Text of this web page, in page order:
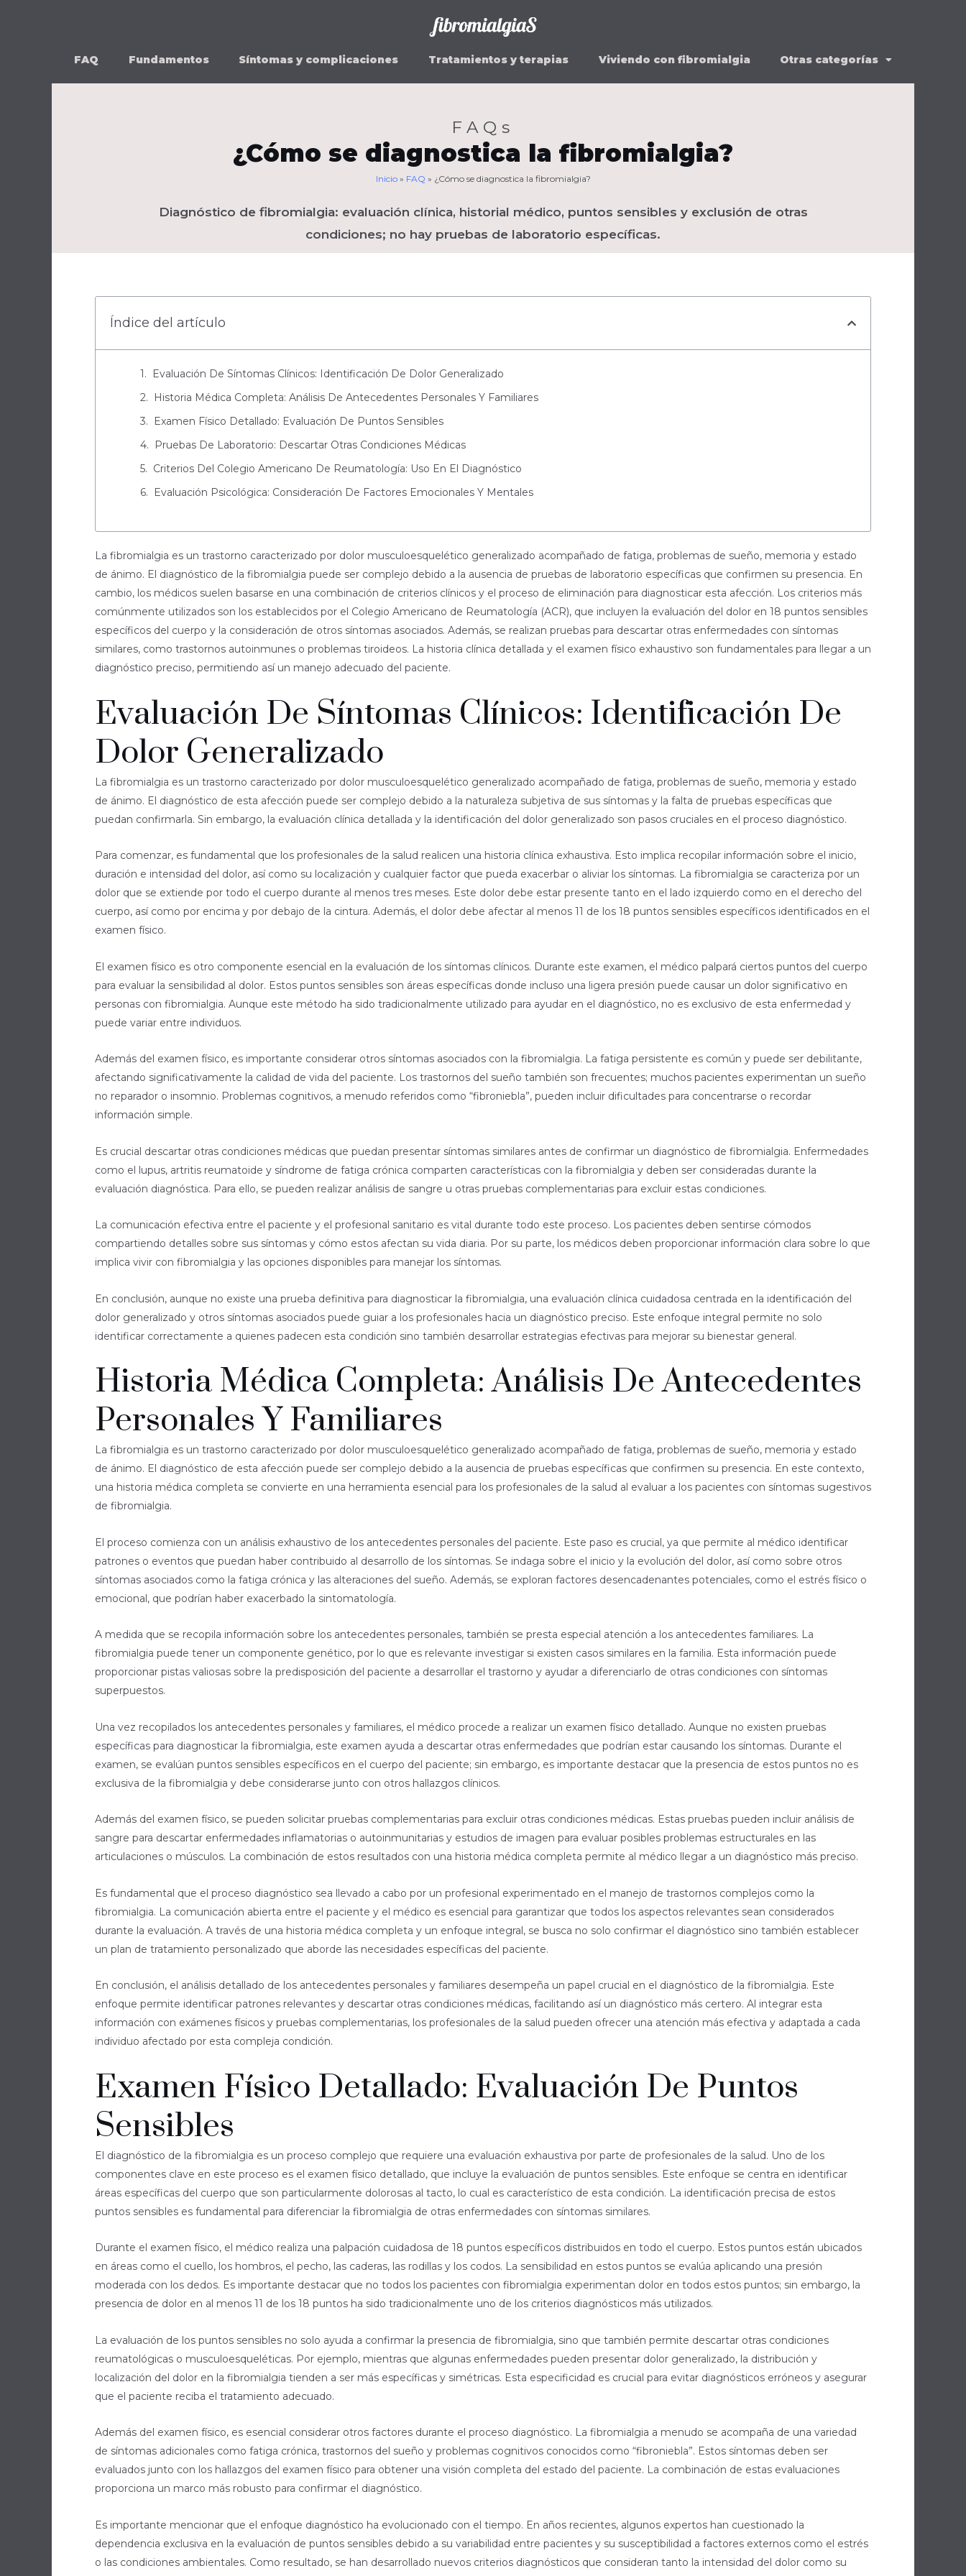
FAQ
Fundamentos Síntomas y complicaciones Tratamientos y terapias Viviendo con fibromialgia Otras categorías
FAQs
¿Cómo se diagnostica la fibromialgia?
Inicio» FAQ » ¿Cómo se diagnostica la fibromialgia?
Diagnóstico de fibromialgia: evaluación clínica, historial médico, puntos sensibles y exclusión de otras
condiciones; no hay pruebas de laboratorio específicas.
Índice del artículo
Evaluación De Síntomas Clínicos: Identificación De Dolor Generalizado
Historia Médica Completa: Análisis De Antecedentes Personales Y Familiares
Examen Físico Detallado: Evaluación De Puntos Sensibles
Pruebas De Laboratorio: Descartar Otras Condiciones Médicas
Criterios Del Colegio Americano De Reumatología: Uso En El Diagnóstico
Evaluación Psicológica: Consideración De Factores Emocionales Y Mentales
La fibromialgia es un trastorno caracterizado por dolor musculoesquelético generalizado acompañado de fatiga, problemas de sueño, memoria y estado
de ánimo. El diagnóstico de la fibromialgia puede ser complejo debido a la ausencia de pruebas de laboratorio específicas que confirmen su presencia. En
cambio, los médicos suelen basarse en una combinación de criterios clínicos y el proceso de eliminación para diagnosticar esta afección. Los criterios más
comúnmente utilizados son los establecidos por el Colegio Americano de Reumatología (ACR), que incluyen la evaluación del dolor en 18 puntos sensibles
específicos del cuerpo y la consideración de otros síntomas asociados. Además, se realizan pruebas para descartar otras enfermedades con síntomas
similares, como trastornos autoinmunes o problemas tiroideos. La historia clínica detallada y el examen físico exhaustivo son fundamentales para llegar a un
diagnóstico preciso, permitiendo así un manejo adecuado del paciente.
Evaluación De Síntomas Clínicos: Identificación De
Dolor Generalizado
La fibromialgia es un trastorno caracterizado por dolor musculoesquelético generalizado acompañado de fatiga, problemas de sueño, memoria y estado
de ánimo. El diagnóstico de esta afección puede ser complejo debido a la naturaleza subjetiva de sus síntomas y la falta de pruebas específicas que
puedan confirmarla. Sin embargo, la evaluación clínica detallada y la identificación del dolor generalizado son pasos cruciales en el proceso diagnóstico.
Para comenzar, es fundamental que los profesionales de la salud realicen una historia clínica exhaustiva. Esto implica recopilar información sobre el inicio,
duración e intensidad del dolor, así como su localización y cualquier factor que pueda exacerbar o aliviar los síntomas. La fibromialgia se caracteriza por un
dolor que se extiende por todo el cuerpo durante al menos tres meses. Este dolor debe estar presente tanto en el lado izquierdo como en el derecho del
cuerpo, así como por encima y por debajo de la cintura. Además, el dolor debe afectar al menos 11 de los 18 puntos sensibles específicos identificados en el
examen físico.
El examen físico es otro componente esencial en la evaluación de los síntomas clínicos. Durante este examen, el médico palpará ciertos puntos del cuerpo
para evaluar la sensibilidad al dolor. Estos puntos sensibles son áreas específicas donde incluso una ligera presión puede causar un dolor significativo en
personas con fibromialgia. Aunque este método ha sido tradicionalmente utilizado para ayudar en el diagnóstico, no es exclusivo de esta enfermedad y
puede variar entre individuos.
Además del examen físico, es importante considerar otros síntomas asociados con la fibromialgia. La fatiga persistente es común y puede ser debilitante,
afectando significativamente la calidad de vida del paciente. Los trastornos del sueño también son frecuentes; muchos pacientes experimentan un sueño
no reparador o insomnio. Problemas cognitivos, a menudo referidos como “fibroniebla”, pueden incluir dificultades para concentrarse o recordar
información simple.
Es crucial descartar otras condiciones médicas que puedan presentar síntomas similares antes de confirmar un diagnóstico de fibromialgia. Enfermedades
como el lupus, artritis reumatoide y síndrome de fatiga crónica comparten características con la fibromialgia y deben ser consideradas durante la
evaluación diagnóstica. Para ello, se pueden realizar análisis de sangre u otras pruebas complementarias para excluir estas condiciones.
La comunicación efectiva entre el paciente y el profesional sanitario es vital durante todo este proceso. Los pacientes deben sentirse cómodos
compartiendo detalles sobre sus síntomas y cómo estos afectan su vida diaria. Por su parte, los médicos deben proporcionar información clara sobre lo que
implica vivir con fibromialgia y las opciones disponibles para manejar los síntomas.
En conclusión, aunque no existe una prueba definitiva para diagnosticar la fibromialgia, una evaluación clínica cuidadosa centrada en la identificación del
dolor generalizado y otros síntomas asociados puede guiar a los profesionales hacia un diagnóstico preciso. Este enfoque integral permite no solo
identificar correctamente a quienes padecen esta condición sino también desarrollar estrategias efectivas para mejorar su bienestar general.
Historia Médica Completa: Análisis De Antecedentes
Personales Y Familiares
La fibromialgia es un trastorno caracterizado por dolor musculoesquelético generalizado acompañado de fatiga, problemas de sueño, memoria y estado
de ánimo. El diagnóstico de esta afección puede ser complejo debido a la ausencia de pruebas específicas que confirmen su presencia. En este contexto,
una historia médica completa se convierte en una herramienta esencial para los profesionales de la salud al evaluar a los pacientes con síntomas sugestivos
de fibromialgia.
El proceso comienza con un análisis exhaustivo de los antecedentes personales del paciente. Este paso es crucial, ya que permite al médico identificar
patrones o eventos que puedan haber contribuido al desarrollo de los síntomas. Se indaga sobre el inicio y la evolución del dolor, así como sobre otros
síntomas asociados como la fatiga crónica y las alteraciones del sueño. Además, se exploran factores desencadenantes potenciales, como el estrés físico o
emocional, que podrían haber exacerbado la sintomatología.
A medida que se recopila información sobre los antecedentes personales, también se presta especial atención a los antecedentes familiares. La
fibromialgia puede tener un componente genético, por lo que es relevante investigar si existen casos similares en la familia. Esta información puede
proporcionar pistas valiosas sobre la predisposición del paciente a desarrollar el trastorno y ayudar a diferenciarlo de otras condiciones con síntomas
superpuestos.
Una vez recopilados los antecedentes personales y familiares, el médico procede a realizar un examen físico detallado. Aunque no existen pruebas
específicas para diagnosticar la fibromialgia, este examen ayuda a descartar otras enfermedades que podrían estar causando los síntomas. Durante el
examen, se evalúan puntos sensibles específicos en el cuerpo del paciente; sin embargo, es importante destacar que la presencia de estos puntos no es
exclusiva de la fibromialgia y debe considerarse junto con otros hallazgos clínicos.
Además del examen físico, se pueden solicitar pruebas complementarias para excluir otras condiciones médicas. Estas pruebas pueden incluir análisis de
sangre para descartar enfermedades inflamatorias o autoinmunitarias y estudios de imagen para evaluar posibles problemas estructurales en las
articulaciones o músculos. La combinación de estos resultados con una historia médica completa permite al médico llegar a un diagnóstico más preciso.
Es fundamental que el proceso diagnóstico sea llevado a cabo por un profesional experimentado en el manejo de trastornos complejos como la
fibromialgia. La comunicación abierta entre el paciente y el médico es esencial para garantizar que todos los aspectos relevantes sean considerados
durante la evaluación. A través de una historia médica completa y un enfoque integral, se busca no solo confirmar el diagnóstico sino también establecer
un plan de tratamiento personalizado que aborde las necesidades específicas del paciente.
En conclusión, el análisis detallado de los antecedentes personales y familiares desempeña un papel crucial en el diagnóstico de la fibromialgia. Este
enfoque permite identificar patrones relevantes y descartar otras condiciones médicas, facilitando así un diagnóstico más certero. Al integrar esta
información con exámenes físicos y pruebas complementarias, los profesionales de la salud pueden ofrecer una atención más efectiva y adaptada a cada
individuo afectado por esta compleja condición.
Examen Físico Detallado: Evaluación De Puntos
Sensibles
El diagnóstico de la fibromialgia es un proceso complejo que requiere una evaluación exhaustiva por parte de profesionales de la salud. Uno de los
componentes clave en este proceso es el examen físico detallado, que incluye la evaluación de puntos sensibles. Este enfoque se centra en identificar
áreas específicas del cuerpo que son particularmente dolorosas al tacto, lo cual es característico de esta condición. La identificación precisa de estos
puntos sensibles es fundamental para diferenciar la fibromialgia de otras enfermedades con síntomas similares.
Durante el examen físico, el médico realiza una palpación cuidadosa de 18 puntos específicos distribuidos en todo el cuerpo. Estos puntos están ubicados
en áreas como el cuello, los hombros, el pecho, las caderas, las rodillas y los codos. La sensibilidad en estos puntos se evalúa aplicando una presión
moderada con los dedos. Es importante destacar que no todos los pacientes con fibromialgia experimentan dolor en todos estos puntos; sin embargo, la
presencia de dolor en al menos 11 de los 18 puntos ha sido tradicionalmente uno de los criterios diagnósticos más utilizados.
La evaluación de los puntos sensibles no solo ayuda a confirmar la presencia de fibromialgia, sino que también permite descartar otras condiciones
reumatológicas o musculoesqueléticas. Por ejemplo, mientras que algunas enfermedades pueden presentar dolor generalizado, la distribución y
localización del dolor en la fibromialgia tienden a ser más específicas y simétricas. Esta especificidad es crucial para evitar diagnósticos erróneos y asegurar
que el paciente reciba el tratamiento adecuado.
Además del examen físico, es esencial considerar otros factores durante el proceso diagnóstico. La fibromialgia a menudo se acompaña de una variedad
de síntomas adicionales como fatiga crónica, trastornos del sueño y problemas cognitivos conocidos como “fibroniebla”. Estos síntomas deben ser
evaluados junto con los hallazgos del examen físico para obtener una visión completa del estado del paciente. La combinación de estas evaluaciones
proporciona un marco más robusto para confirmar el diagnóstico.
Es importante mencionar que el enfoque diagnóstico ha evolucionado con el tiempo. En años recientes, algunos expertos han cuestionado la
dependencia exclusiva en la evaluación de puntos sensibles debido a su variabilidad entre pacientes y su susceptibilidad a factores externos como el estrés
o las condiciones ambientales. Como resultado, se han desarrollado nuevos criterios diagnósticos que consideran tanto la intensidad del dolor como su